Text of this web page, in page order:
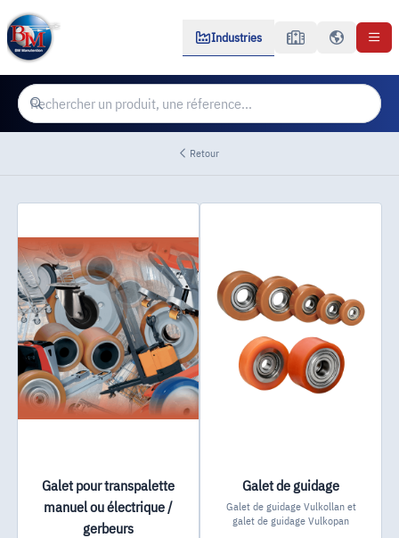
Industries
Retour
Galet pour transpalette
manuel ou électrique /
gerbeurs
Galet de guidage
Galet de guidage Vulkollan et
galet de guidage Vulkopan